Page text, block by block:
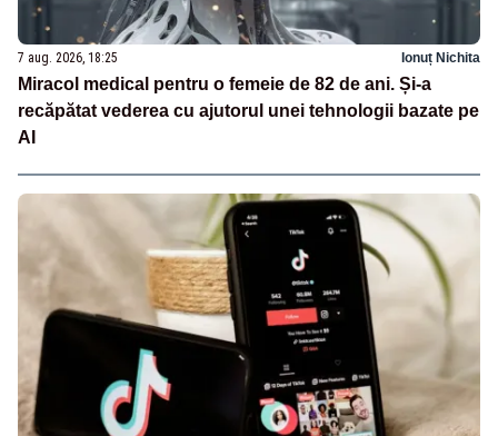
7 aug. 2026, 18:25 Ionuț Nichita
Miracol medical pentru o femeie de 82 de ani. Și-a
recăpătat vederea cu ajutorul unei tehnologii bazate pe
AI